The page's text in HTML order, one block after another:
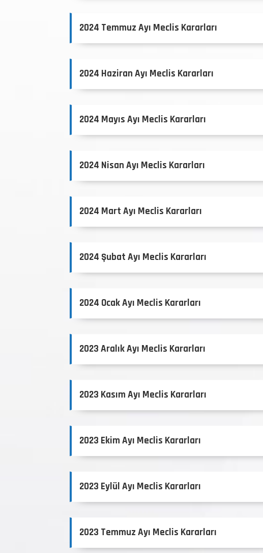
2024 Temmuz Ayı Meclis Kararları
2024 Haziran Ayı Meclis Kararları
2024 Mayıs Ayı Meclis Kararları
2024 Nisan Ayı Meclis Kararları
2024 Mart Ayı Meclis Kararları
2024 Şubat Ayı Meclis Kararları
2024 Ocak Ayı Meclis Kararları
2023 Aralık Ayı Meclis Kararları
2023 Kasım Ayı Meclis Kararları
2023 Ekim Ayı Meclis Kararları
2023 Eylül Ayı Meclis Kararları
2023 Temmuz Ayı Meclis Kararları